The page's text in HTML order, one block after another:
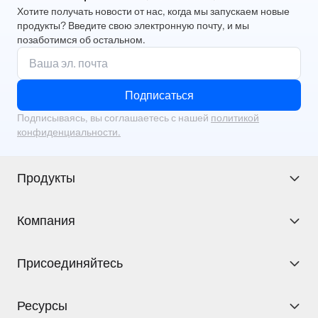
Хотите получать новости от нас, когда мы запускаем новые
продукты? Введите свою электронную почту, и мы
позаботимся об остальном.
Подписаться
Подписываясь, вы соглашаетесь с нашей политикой
конфиденциальности.
Продукты
Компания
Присоединяйтесь
Ресурсы